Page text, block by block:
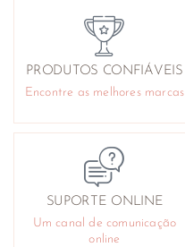
PRODUTOS CONFIÁVEIS
Encontre as melhores marcas
SUPORTE ONLINE
Um canal de comunicação
online